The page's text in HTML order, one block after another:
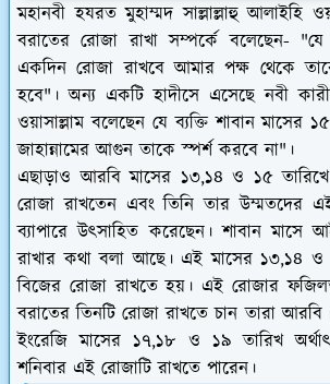
মহানবী হযরত মুহাম্মদ সাল্লাল্লাহু আলাইহি
বরাতের রোজা রাখা সম্পর্কে বলেছেন- "যে
একদিন রোজা রাখবে আমার পক্ষ থেকে
হবে"। অন্য একটি হাদীসে এসেছে নবী
ওয়াসাল্লাম বলেছেন যে ব্যক্তি শাবান মাসের
জাহান্নামের আগুন তাকে স্পর্শ করবে না"।
এছাড়াও আরবি মাসের ১৩,১৪ ও ১৫
রোজা রাখতেন এবং তিনি তার উম্মতদের
ব্যাপারে উৎসাহিত করেছেন। শাবান মাসে
রাখার কথা বলা আছে। এই মাসের ১৩,১৪ ও
বিজের রোজা রাখতে হয়। এই রোজার
বরাতের তিনটি রোজা রাখতে চান তারা
ইংরেজি মাসের ১৭,১৮ ও ১৯ তারিখ
শনিবার এই রোজাটি রাখতে পারেন।